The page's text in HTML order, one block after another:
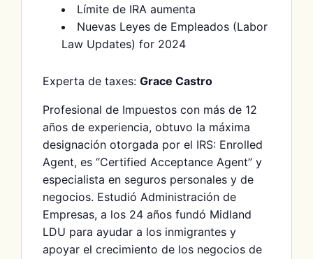
Límite de IRA aumenta
Nuevas Leyes de Empleados (Labor
Law Updates) for 2024
Experta de taxes: Grace Castro
Profesional de Impuestos con más de 12
años de experiencia, obtuvo la máxima
designación otorgada por el IRS: Enrolled
Agent, es “Certified Acceptance Agent” y
especialista en seguros personales y de
negocios. Estudió Administración de
Empresas, a los 24 años fundó Midland
LDU para ayudar a los inmigrantes y
apoyar el crecimiento de los negocios de